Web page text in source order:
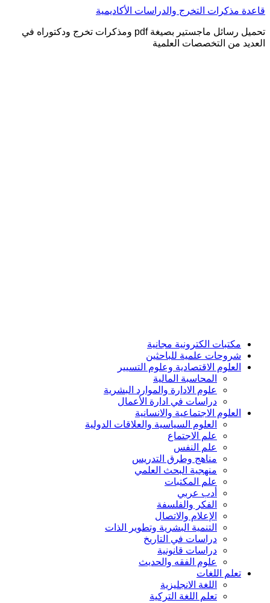
التجاوز
المحتوى
قاعدة مذكرات التخرج والدراسات الأكاديمية
تحميل رسائل ماجستير بصيغة pdf ومذكرات تخرج ودكتوراه في
العديد من التخصصات العلمية
مكتبات الكترونية مجانية
شروحات علمية للباحثين
العلوم الاقتصادية وعلوم التسيير
المحاسبة المالية
علوم الادارة والموارد البشرية
دراسات في ادارة الأعمال
العلوم الاجتماعية والانسانية
العلوم السياسية والعلاقات الدولية
علم الاجتماع
علم النفس
مناهج وطرق التدريس
منهجية البحث العلمي
علم المكتبات
أدب عربي
الفكر والفلسفة
الإعلام والاتصال
التنمية البشرية وتطوير الذات
دراسات في التاريخ
دراسات قانونية
علوم الفقه والحديث
تعلم اللغات
اللغة الانجليزية
تعلم اللغة التركية